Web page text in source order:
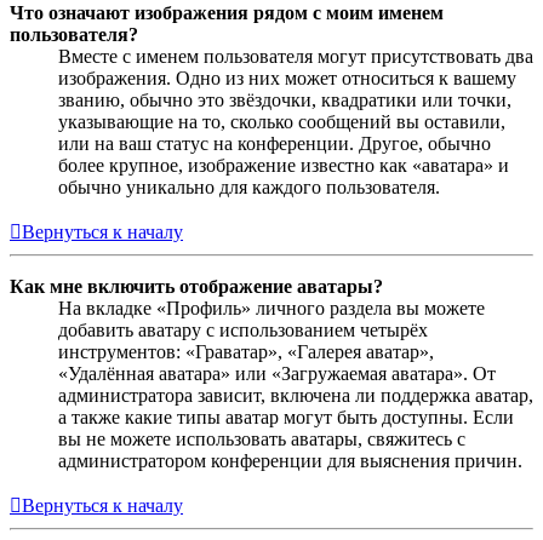
Что означают изображения рядом с моим именем
пользователя?
Вместе с именем пользователя могут присутствовать два
изображения. Одно из них может относиться к вашему
званию, обычно это звёздочки, квадратики или точки,
указывающие на то, сколько сообщений вы оставили,
или на ваш статус на конференции. Другое, обычно
более крупное, изображение известно как «аватара» и
обычно уникально для каждого пользователя.
Вернуться к началу
Как мне включить отображение аватары?
На вкладке «Профиль» личного раздела вы можете
добавить аватару с использованием четырёх
инструментов: «Граватар», «Галерея аватар»,
«Удалённая аватара» или «Загружаемая аватара». От
администратора зависит, включена ли поддержка аватар,
а также какие типы аватар могут быть доступны. Если
вы не можете использовать аватары, свяжитесь с
администратором конференции для выяснения причин.
Вернуться к началу